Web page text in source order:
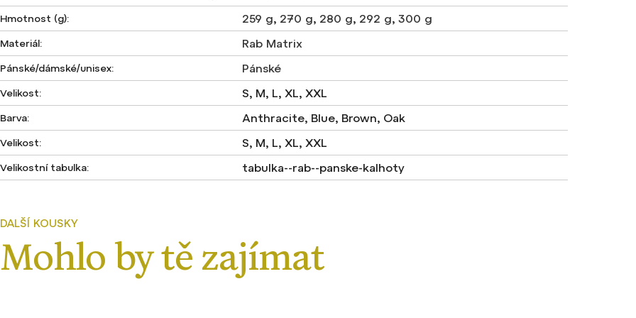
Hmotnost (g): 259 g, 270 g, 280 g, 292 g, 300 g
Materiál: Rab Matrix
Pánské/dámské/unisex: Pánské
Velikost: S, M, L, XL, XXL
Barva: Anthracite, Blue, Brown, Oak
Velikost: S, M, L, XL, XXL
Velikostní tabulka: tabulka--rab--panske-kalhoty